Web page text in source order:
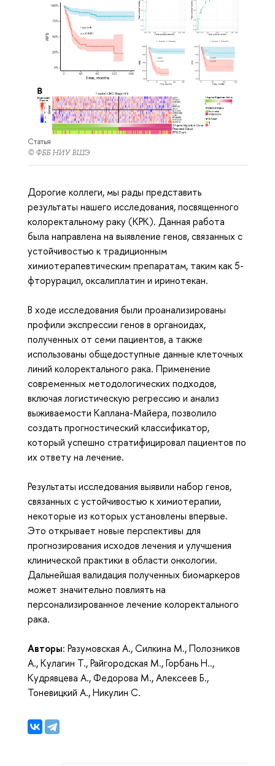
Статья
© ФББ НИУ ВШЭ
Дорогие коллеги, мы рады представить
результаты нашего исследования, посвященного
колоректальному раку (КРК). Данная работа
была направлена на выявление генов, связанных с
устойчивостью к традиционным
химиотерапевтическим препаратам, таким как 5-
фторурацил, оксалиплатин и иринотекан.
В ходе исследования были проанализированы
профили экспрессии генов в органоидах,
полученных от семи пациентов, а также
использованы общедоступные данные клеточных
линий колоректального рака. Применение
современных методологических подходов,
включая логистическую регрессию и анализ
выживаемости Каплана-Майера, позволило
создать прогностический классификатор,
который успешно стратифицировал пациентов по
их ответу на лечение.
Результаты исследования выявили набор генов,
связанных с устойчивостью к химиотерапии,
некоторые из которых установлены впервые.
Это открывает новые перспективы для
прогнозирования исходов лечения и улучшения
клинической практики в области онкологии.
Дальнейшая валидация полученных биомаркеров
может значительно повлиять на
персонализированное лечение колоректального
рака.
Авторы: Разумовская А., Силкина М., Полозников
А., Кулагин Т., Райгородская М., Горбань Н..,
Кудрявцева А., Федорова М., Алексеев Б.,
Тоневицкий А., Никулин С.